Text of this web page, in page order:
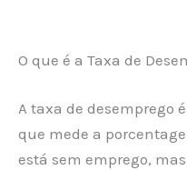
O que é a Taxa de
A taxa de desemprego
que mede a
está sem emprego,